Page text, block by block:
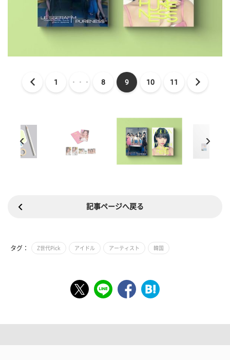
1 ・・・ 8 9 10 11
記事ページへ戻る
タグ： Z世代Pick アイドル アーティスト 韓国